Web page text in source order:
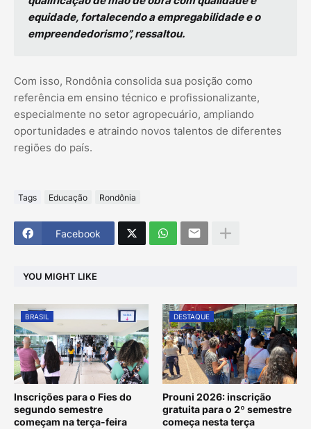
equidade, fortalecendo a empregabilidade e o
empreendedorismo”, ressaltou.
Com isso, Rondônia consolida sua posição como
referência em ensino técnico e profissionalizante,
especialmente no setor agropecuário, ampliando
oportunidades e atraindo novos talentos de diferentes
regiões do país.
Tags Educação Rondônia
Facebook
YOU MIGHT LIKE
BRASIL
Inscrições para o Fies do
segundo semestre
começam na terça-feira
DESTAQUE
Prouni 2026: inscrição
gratuita para o 2º semestre
começa nesta terça